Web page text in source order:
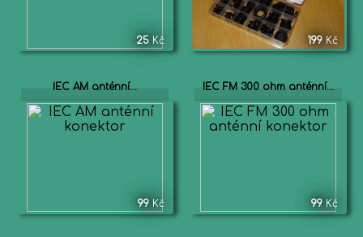
25 Kč 199 Kč
IEC AM anténní...
99 Kč
IEC FM 300 ohm anténní...
99 Kč